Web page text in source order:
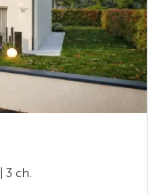
| 3 ch.